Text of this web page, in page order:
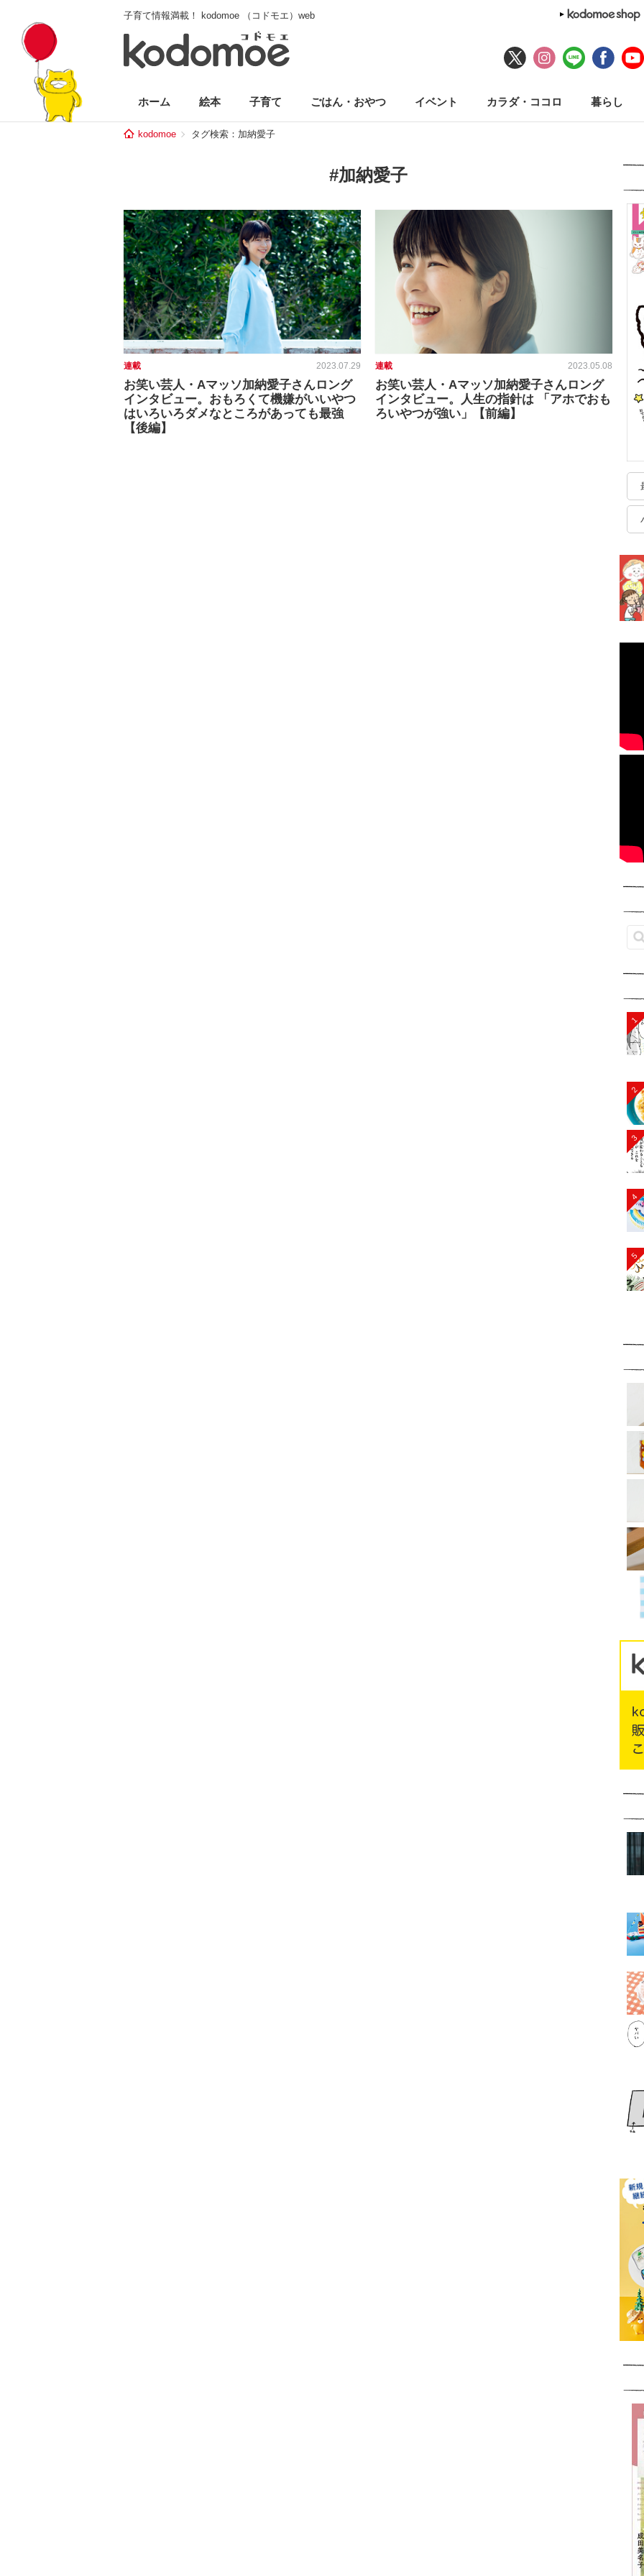
子育て情報満載！ kodomoe （コドモエ）web
ホーム 絵本 子育て ごはん・おやつ イベント カラダ・ココロ 暮らし
kodomoe タグ検索：加納愛子
#加納愛子
連載 2023.07.29
お笑い芸人・Aマッソ加納愛子さんロング
インタビュー。おもろくて機嫌がいいやつ
はいろいろダメなところがあっても最強
【後編】
連載 2023.05.08
お笑い芸人・Aマッソ加納愛子さんロング
インタビュー。人生の指針は 「アホでおも
ろいやつが強い」【前編】
1
2
3
4
5